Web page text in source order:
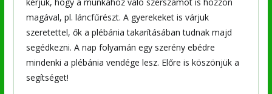
magával, pl. láncfűrészt. A gyerekeket is várjuk
szeretettel, ők a plébánia takarításában tudnak majd
segédkezni. A nap folyamán egy szerény ebédre
mindenki a plébánia vendége lesz. Előre is köszönjük a
segítséget!